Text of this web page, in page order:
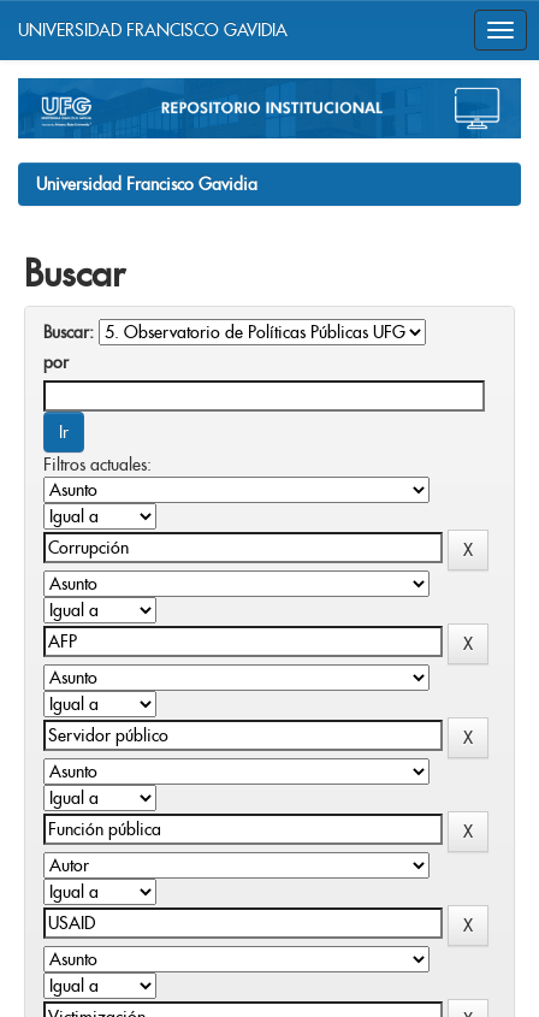
navigation
UNIVERSIDAD FRANCISCO GAVIDIA
Universidad Francisco Gavidia
Buscar
Buscar:
por
Filtros actuales: